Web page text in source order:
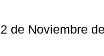
de Noviembre